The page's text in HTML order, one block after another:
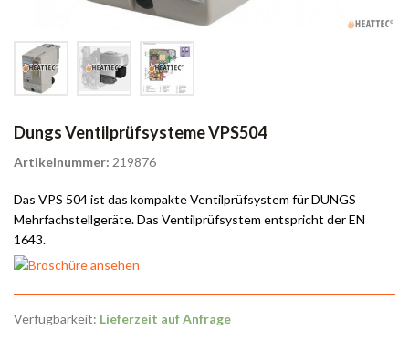
Dungs Ventilprüfsysteme VPS504
Artikelnummer: 219876
Das VPS 504 ist das kompakte Ventilprüfsystem für DUNGS
Mehrfachstellgeräte. Das Ventilprüfsystem entspricht der EN
1643.
Verfügbarkeit: Lieferzeit auf Anfrage